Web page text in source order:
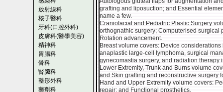
放射線科
核子醫科
牙科(口腔外科)
皮膚科(醫學美容)
精神科
胃腸科
骨科
腎臟科
整形外科
藥劑科
grafting and liposuction; and Essential
name a few.
Craniofacial and Pediatric Plastic Surgery
orthognathic surgery; Computerised
Rotation advancement.
Breast volume covers: Device
anaplastic large-cell lymphoma, surgical
gynecomastia surgery, and radiation therapy
Lower Extremity, Trunk and Burns volume
and Skin grafting and reconstructive surgery
Hand and Upper Extremity volume covers:
repair; and Functional prosthetics.